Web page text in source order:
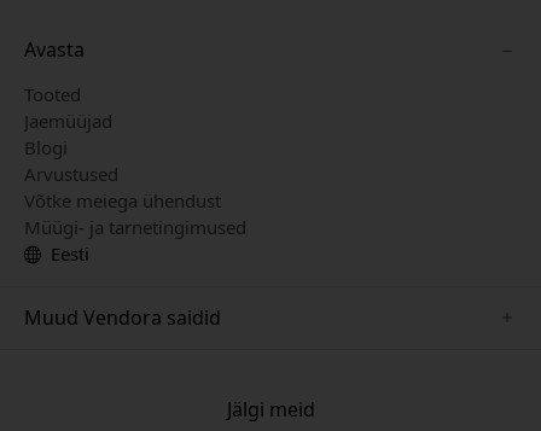
Avasta
Tooted
Jaemüüjad
Blogi
Arvustused
Võtke meiega ühendust
Müügi- ja tarnetingimused
Eesti
Muud Vendora saidid
www.nordicsmartlight.seJälgi meid